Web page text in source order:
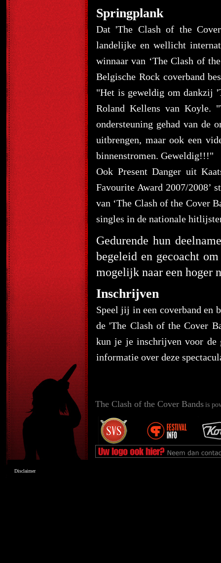
Springplank
Dat 'The Clash of the
landelijke en wellicht
winnaar van ‘The Clash of
Belgische Rock coverband
"Het is geweldig om dankzij
Roland Kellens van Koyle.
ondersteuning gehad van de
uitbrengen, maar ook een
binnenstromen. Geweldig!!!"
Ook Present Danger uit
Favourite Award 2007/2008’
van ‘The Clash of the Cover
singles in de nationale
Gedurende hun
begeleid en gecoacht
mogelijk naar een hoger
Inschrijven
Speel jij in een coverband en
de 'The Clash of the Cover
kun je je inschrijven voor de
informatie over deze
The Clash of the Cover Bands is
Disclaimer